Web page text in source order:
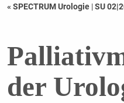
« SPECTRUM Urologie |SU
der